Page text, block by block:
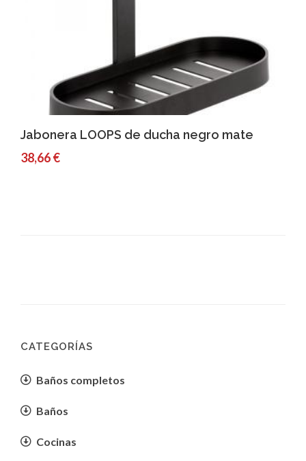
Comprar Detalles
Jabonera LOOPS de ducha negro mate
38,66 €
CATEGORÍAS
Baños completos
Baños
Cocinas